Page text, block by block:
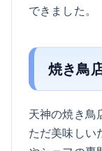
できました。
焼き鳥
天神の焼き鳥
ただ美味しい